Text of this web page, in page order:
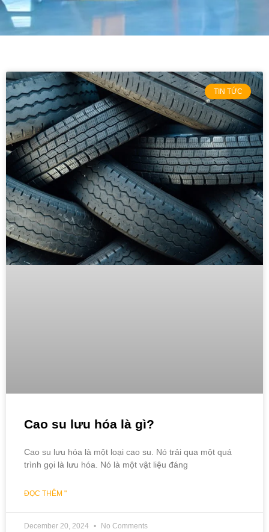
TIN TỨC
Cao su lưu hóa là gì?
Cao su lưu hóa là một loại cao su. Nó trải qua một quá
trình gọi là lưu hóa. Nó là một vật liệu đáng
ĐỌC THÊM "
December 20, 2024 No Comments